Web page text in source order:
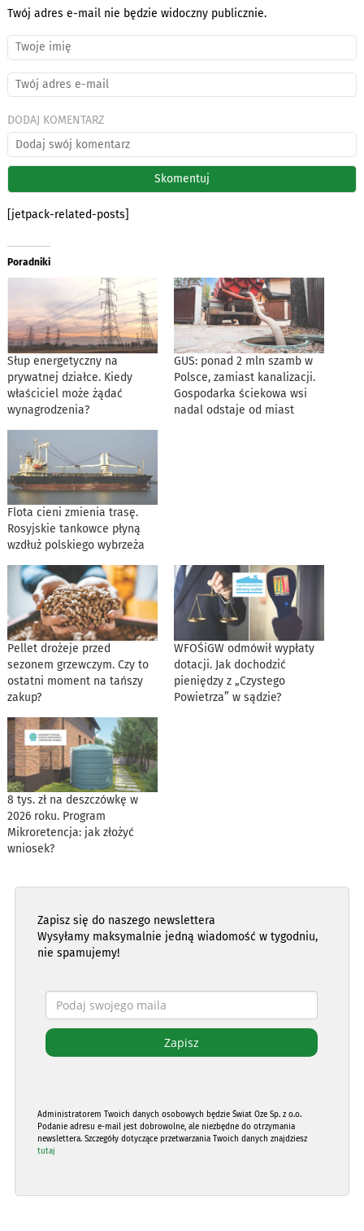
Twój adres e-mail nie będzie widoczny publicznie.
DODAJ KOMENTARZ
[jetpack-related-posts]
Poradniki
Słup energetyczny na
prywatnej działce. Kiedy
właściciel może żądać
wynagrodzenia?
GUS: ponad 2 mln szamb w
Polsce, zamiast kanalizacji.
Gospodarka ściekowa wsi
nadal odstaje od miast
Flota cieni zmienia trasę.
Rosyjskie tankowce płyną
wzdłuż polskiego wybrzeża
Pellet drożeje przed
sezonem grzewczym. Czy to
ostatni moment na tańszy
zakup?
WFOŚiGW odmówił wypłaty
dotacji. Jak dochodzić
pieniędzy z „Czystego
Powietrza” w sądzie?
8 tys. zł na deszczówkę w
2026 roku. Program
Mikroretencja: jak złożyć
wniosek?
Zapisz się do naszego newslettera
Wysyłamy maksymalnie jedną wiadomość w tygodniu,
nie spamujemy!
Administratorem Twoich danych osobowych będzie Świat Oze Sp. z o.o.
Podanie adresu e-mail jest dobrowolne, ale niezbędne do otrzymania
newslettera. Szczegóły dotyczące przetwarzania Twoich danych znajdziesz
tutaj